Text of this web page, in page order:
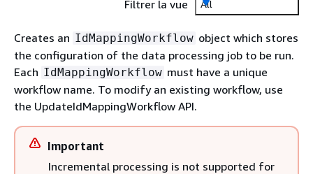
Filtrer la vue
All
Creates an IdMappingWorkflow object which stores
the configuration of the data processing job to be run.
Each IdMappingWorkflow must have a unique
workflow name. To modify an existing workflow, use
the UpdateIdMappingWorkflow API.
Important
Incremental processing is not supported for